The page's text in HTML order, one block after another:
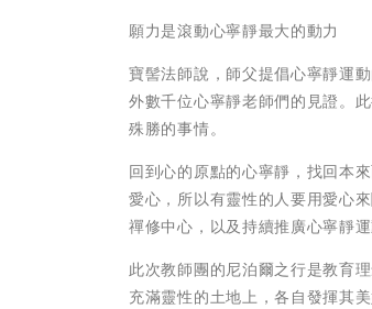
願力是滾動心寧靜最大的動力
寶髻法師說，師父提倡心寧靜運
外數千位心寧靜老師們的見證。
殊勝的事情。
回到心的原點的心寧靜，找回本
愛心，所以有靈性的人要用愛心
禪修中心，以及持續推廣心寧靜
此次教師團的尼泊爾之行是教育
充滿靈性的土地上，各自發揮其